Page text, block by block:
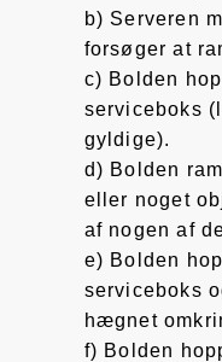
b) Serveren
forsøger at
c) Bolden
serviceboks
gyldige).
d) Bolden
eller noget
af nogen af
e) Bolden
serviceboks
hægnet
f) Bolden